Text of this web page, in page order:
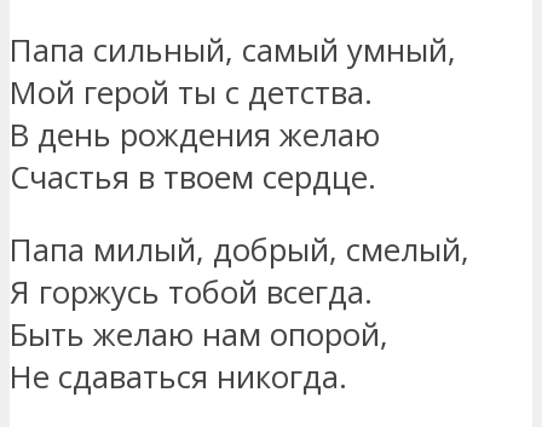
Папа сильный, самый умный,
Мой герой ты с детства.
В день рождения желаю
Счастья в твоем сердце.
Папа милый, добрый, смелый,
Я горжусь тобой всегда.
Быть желаю нам опорой,
Не сдаваться никогда.